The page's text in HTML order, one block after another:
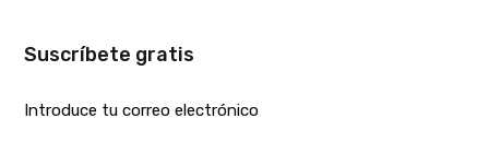
Suscríbete gratis
Introduce tu correo electrónico